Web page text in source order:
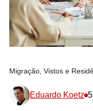
Migração, Vistos e
Eduardo Koetz